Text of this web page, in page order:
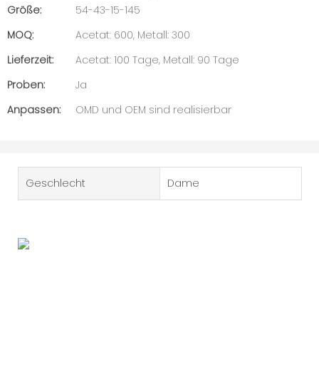
Größe:
54-43-15-145
MOQ:
Acetat: 600, Metall: 300
Lieferzeit:
Acetat: 100 Tage, Metall: 90 Tage
Proben:
Ja
Anpassen:
OMD und OEM sind realisierbar
Geschlecht Dame